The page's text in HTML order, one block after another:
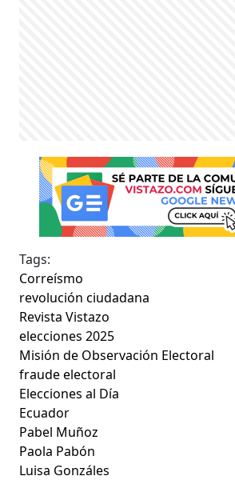
Tags:
Correísmo
revolución ciudadana
Revista Vistazo
elecciones 2025
Misión de Observación Electoral
fraude electoral
Elecciones al Día
Ecuador
Pabel Muñoz
Paola Pabón
Luisa Gonzáles